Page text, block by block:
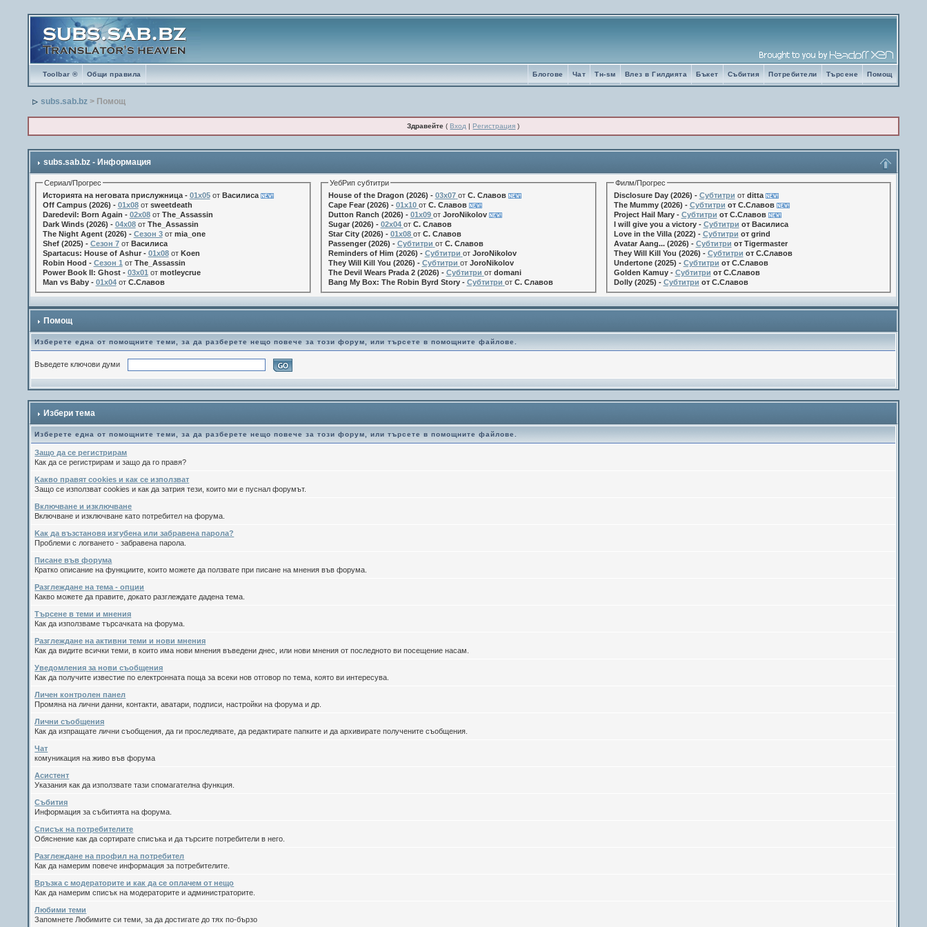
Toolbar ® Общи правила Помощ
Търсене
Потребители
Събития
Бъкет
Влез в Гилдията
Tн-sм
Чат
Блогове
subs.sab.bz > Помощ
Здравейте (Вход |Регистрация )
subs.sab.bz - Информация
Сериал/Прогрес
Историята на неговата прислужница - 01х05от Василиса
Off Campus (2026) - 01x08от sweetdeath
Daredevil: Born Again - 02x08от The_Assassin
Dark Winds (2026) - 04x08от The_Assassin
The Night Agent (2026) - Сезон 3от mia_one
Shef (2025) - Сезон 7от Василиса
Spartacus: House of Ashur - 01x08от Koen
Robin Hood - Сезон 1 от The_Assassin
Power Book II: Ghost - 03x01 от motleycrue
Man vs Baby - 01x04от С.Славов
УебРип субтитри
House of the Dragon (2026) - 03x07 от С. Славов
Cape Fear (2026) - 01x10 от С. Славов
Dutton Ranch (2026) - 01x09 от JoroNikolov
Sugar (2026) - 02x04 от С. Славов
Star City (2026) - 01x08 от С. Славов
Passenger (2026) - Субтитри от С. Славов
Reminders of Him (2026) - Субтитри от JoroNikolov
They Will Kill You (2026) - Субтитри от JoroNikolov
The Devil Wears Prada 2 (2026) - Субтитри от domani
Bang My Box: The Robin Byrd Story - Субтитри от С. Славов
Филм/Прогрес
Disclosure Day (2026) - Субтитри от ditta
The Mummy (2026) - Субтитри от С.Славов
Project Hail Mary - Субтитри от С.Славов
I will give you a victory - Субтитри от Василиса
Love in the Villa (2022) - Субтитри от grind
Avatar Aang... (2026) - Субтитри от Tigermaster
They Will Kill You (2026) - Субтитри от С.Славов
Undertone (2025) - Субтитри от С.Славов
Golden Kamuy - Субтитри от С.Славов
Dolly (2025) - Субтитри от С.Славов
Помощ
Изберете една от помощните теми, за да разберете нещо повече за този форум, или търсете в помощните файлове.
Въведете ключови думи
Избери тема
Изберете една от помощните теми, за да разберете нещо повече за този форум, или търсете в помощните файлове.
Защо да се регистрирам
Как да се регистрирам и защо да го правя?
Kакво правят cookies и как се използват
Защо се използват cookies и как да затрия тези, които ми е пуснал форумът.
Включване и изключване
Включване и изключване като потребител на форума.
Kак да възстановя изгубена или забравена парола?
Проблеми с логването - забравена парола.
Писане във форума
Кратко описание на функциите, които можете да ползвате при писане на мнения във форума.
Разглеждане на тема - опции
Какво можете да правите, докато разглеждате дадена тема.
Търсене в теми и мнения
Как да използваме търсачката на форума.
Разглеждане на активни теми и нови мнения
Как да видите всички теми, в които има нови мнения въведени днес, или нови мнения от последното ви посещение насам.
Уведомления за нови съобщения
Как да получите известие по електронната поща за всеки нов отговор по тема, която ви интересува.
Личен контролен панел
Промяна на лични данни, контакти, аватари, подписи, настройки на форума и др.
Лични съобщения
Как да изпращате лични съобщения, да ги проследявате, да редактирате папките и да архивирате получените съобщения.
Чат
комуникация на живо във форума
Асистент
Указания как да използвате тази спомагателна функция.
Събития
Информация за събитията на форума.
Списък на потребителите
Обяснение как да сортирате списъка и да търсите потребители в него.
Разглеждане на профил на потребител
Как да намерим повече информация за потребителите.
Връзка с модераторите и как да се оплачем от нещо
Как да намерим списък на модераторите и администраторите.
Любими теми
Запомнете Любимите си теми, за да достигате до тях по-бързо